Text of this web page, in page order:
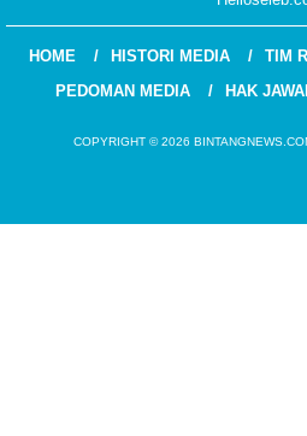
HOME HISTORI MEDIA TIM
PEDOMAN MEDIA
HAK
COPYRIGHT © 2026